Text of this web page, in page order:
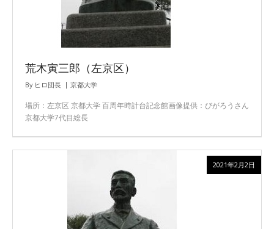
荒木寅三郎（左京区）
By ヒロ団長 京都大学
場所：左京区 京都大学 百周年時計台記念館画像提供：びがろうさん
京都大学7代目総長
2021年2月2日